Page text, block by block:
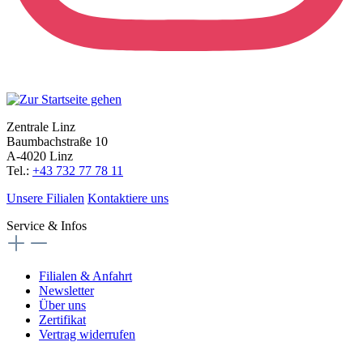
Zentrale Linz
Baumbachstraße 10
A-4020 Linz
Tel.: +43 732 77 78 11
Unsere Filialen Kontaktiere uns
Service & Infos
Filialen & Anfahrt
Newsletter
Über uns
Zertifikat
Vertrag widerrufen